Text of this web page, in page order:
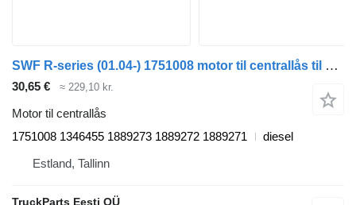
SWF R-series (01.04-) 1751008 motor til centrallås til Scania P,G,R,T-series (2004-2017) trækker
30,65 € ≈ 229,10 kr.
Motor til centrallås
1751008 1346455 1889273 1889272 1889271
diesel
Estland, Tallinn
TruckParts Eesti OÜ